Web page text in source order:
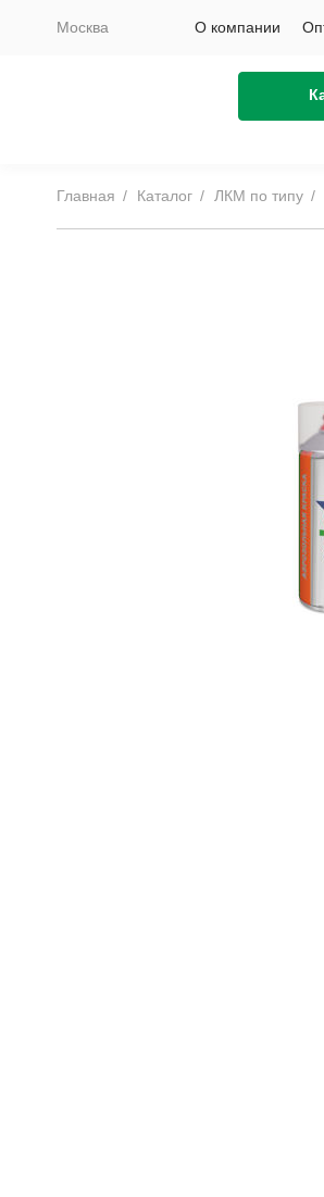
Москва О компании
Главная Каталог ЛКМ по типу